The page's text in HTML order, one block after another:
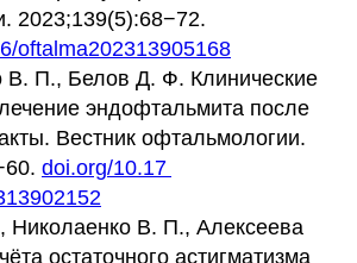
2023;139(5):68−72.
oftalma202313905168
В. П., Белов Д. Ф. Клинические
эндофтальмита после
Вестник офтальмологии.
doi.org/10.17
Николаенко В. П., Алексеева
остаточного астигматизма